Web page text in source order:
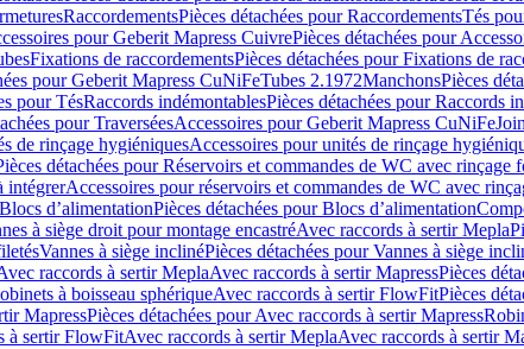
RaccordementsPièces détachées pour RaccordementsTés
pour Geberit Mapress CuivrePièces détachées pour
Fixations de raccordementsPièces détachées pour Fixations de
pour Geberit Mapress CuNiFeTubes 2.1972ManchonsPièces
pour TésRaccords indémontablesPièces détachées pour Raccords
pour TraverséesAccessoires pour Geberit Mapress CuNiFe
de rinçage hygiéniquesAccessoires pour unités de rinçage
détachées pour Réservoirs et commandes de WC avec rinçage
intégrerAccessoires pour réservoirs et commandes de WC avec
Blocs d’alimentationPièces détachées pour Blocs d’alimentation
à siège droit pour montage encastréAvec raccords à sertir Mepla
Vannes à siège inclinéPièces détachées pour Vannes à siège
raccords à sertir MeplaAvec raccords à sertir MapressPièces
à boisseau sphériqueAvec raccords à sertir FlowFitPièces
MapressPièces détachées pour Avec raccords à sertir Mapress
à sertir FlowFitAvec raccords à sertir MeplaAvec raccords à sertir